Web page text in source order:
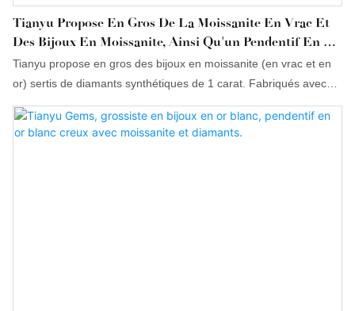
Tianyu Propose En Gros De La Moissanite En Vrac Et
Des Bijoux En Moissanite, Ainsi Qu'un Pendentif En Or
Et Diamant Synthétique De 1 Carat.
Tianyu propose en gros des bijoux en moissanite (en vrac et en
or) sertis de diamants synthétiques de 1 carat. Fabriqués avec
des technologies de pointe, ces bijoux sont conçus pour répondre
aux besoins variés d'une clientèle nationale et internationale.